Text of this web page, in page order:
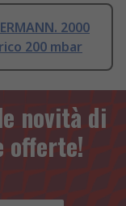
2000
200 mbar
novità di
offerte!